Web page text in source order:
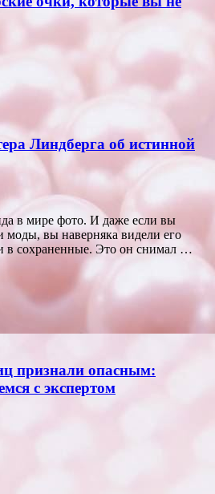
Линдберга об истинной
в мире фото. И даже если вы
моды, вы наверняка видели его
в сохраненные. Это он снимал …
признали опасным:
с экспертом